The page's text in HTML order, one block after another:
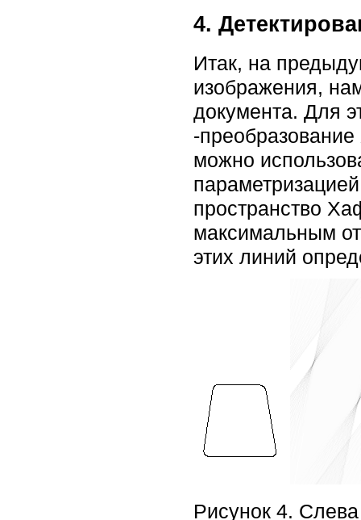
4.
Итак, на
изображения,
документа. Для
-
можно
пространство
максимальным
этих линий
Рисунок 4.